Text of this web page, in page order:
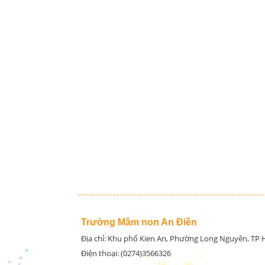
Trường Mầm non An Điền
Địa chỉ: Khu phố Kien An, Phường Long Nguyên, TP
Điện thoại: (0274)3566326